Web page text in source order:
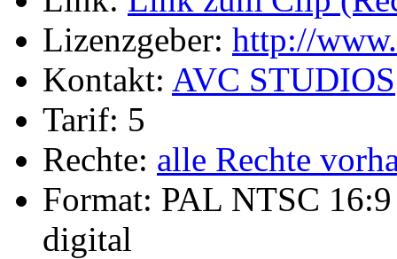
Lizenzgeber: http://
Kontakt: AVC STUDIOS
Tarif: 5
Rechte: alle Rechte
Format: PAL NTSC
digital